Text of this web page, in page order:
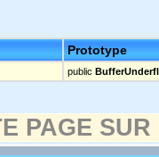
Prototype
public
PAGE SUR